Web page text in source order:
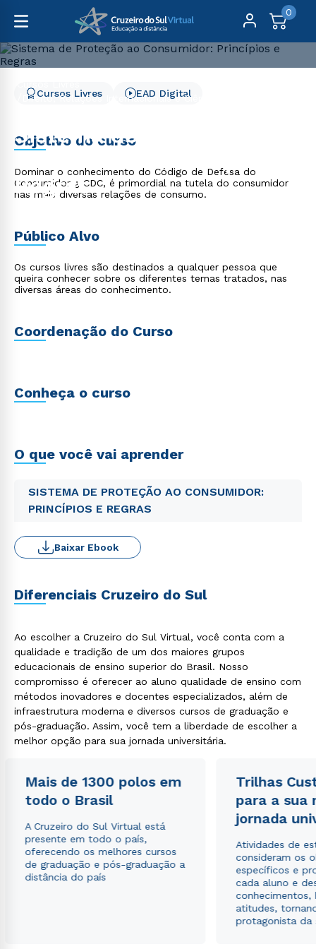
0
Direito, Relações Internacionais e Ciência Política
Sistema de Proteção ao
Regras
Cursos Livres EAD Digital
Objetivo do curso
Dominar o conhecimento do Código de Defesa do
Consumidor ¿ CDC, é primordial na tutela do consumidor
nas mais diversas relações de consumo.
Público Alvo
Os cursos livres são destinados a qualquer pessoa que
queira conhecer sobre os diferentes temas tratados, nas
diversas áreas do conhecimento.
Coordenação do Curso
Conheça o curso
O que você vai aprender
SISTEMA DE PROTEÇÃO AO CONSUMIDOR:
PRINCÍPIOS E REGRAS
Baixar Ebook
Diferenciais Cruzeiro do Sul
Ao escolher a Cruzeiro do Sul Virtual, você conta com a
qualidade e tradição de um dos maiores grupos
educacionais de ensino superior do Brasil. Nosso
compromisso é oferecer ao aluno qualidade de ensino com
métodos inovadores e docentes especializados, além de
infraestrutura moderna e diversos cursos de graduação e
pós-graduação. Assim, você tem a liberdade de escolher a
melhor opção para sua jornada universitária.
Mais de 1300 polos em
todo o Brasil
A Cruzeiro do Sul Virtual está
presente em todo o país,
oferecendo os melhores cursos
de graduação e pós-graduação a
distância do país
Trilhas
para a sua
jornada
Atividades de
consideram os
específicos e
cada aluno e
conhecimentos,
atitudes,
protagonista da